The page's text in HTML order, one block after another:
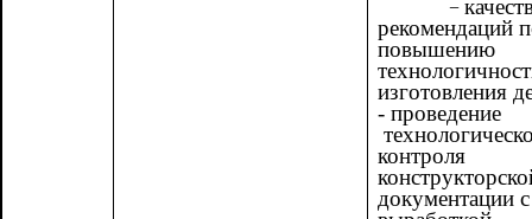
рекомендаций
повышению
изготовления
- проведение
контроля
документации с